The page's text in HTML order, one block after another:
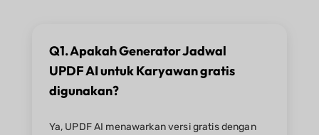
Q1. Apakah Generator Jadwal
UPDF AI untuk Karyawan gratis
digunakan?
Ya, UPDF AI menawarkan versi gratis dengan